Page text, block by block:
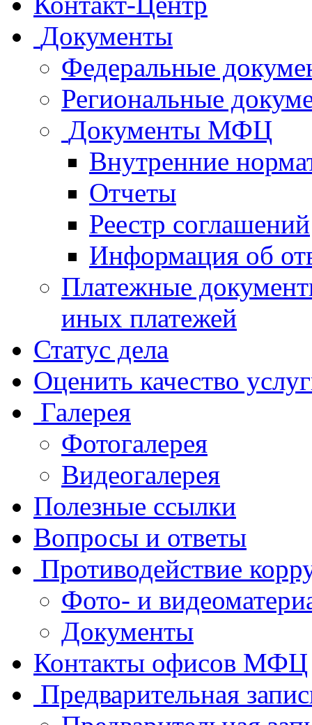
Документы
Федеральные
Региональные
Документы МФЦ
Внутренние
Отчеты
Реестр соглашений
Информация об
Платежные
иных платежей
Статус дела
Оценить качество
Галерея
Фотогалерея
Видеогалерея
Полезные ссылки
Вопросы и ответы
Противодействие
Фото- и
Документы
Контакты офисов МФЦ
Предварительная